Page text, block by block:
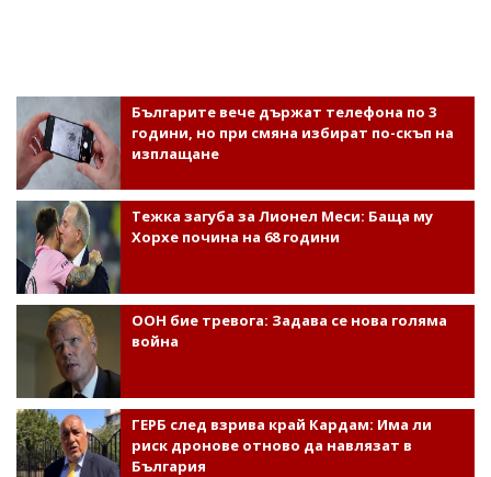
Българите вече държат телефона по 3
години, но при смяна избират по-скъп на
изплащане
Тежка загуба за Лионел Меси: Баща му
Хорхе почина на 68 години
ООН бие тревога: Задава се нова голяма
война
ГЕРБ след взрива край Кардам: Има ли
риск дронове отново да навлязат в
България